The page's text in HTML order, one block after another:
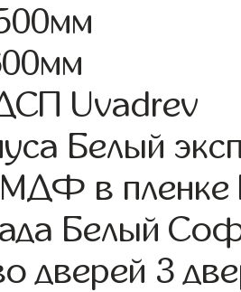
Uvadrev
Белый
в пленке
Белый
дверей 3